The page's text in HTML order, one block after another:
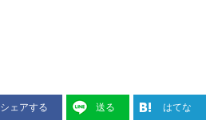
シェアする 送る はてな